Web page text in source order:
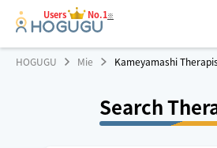
Users No.1※
HOGUGU Mie Kameyamashi
Search